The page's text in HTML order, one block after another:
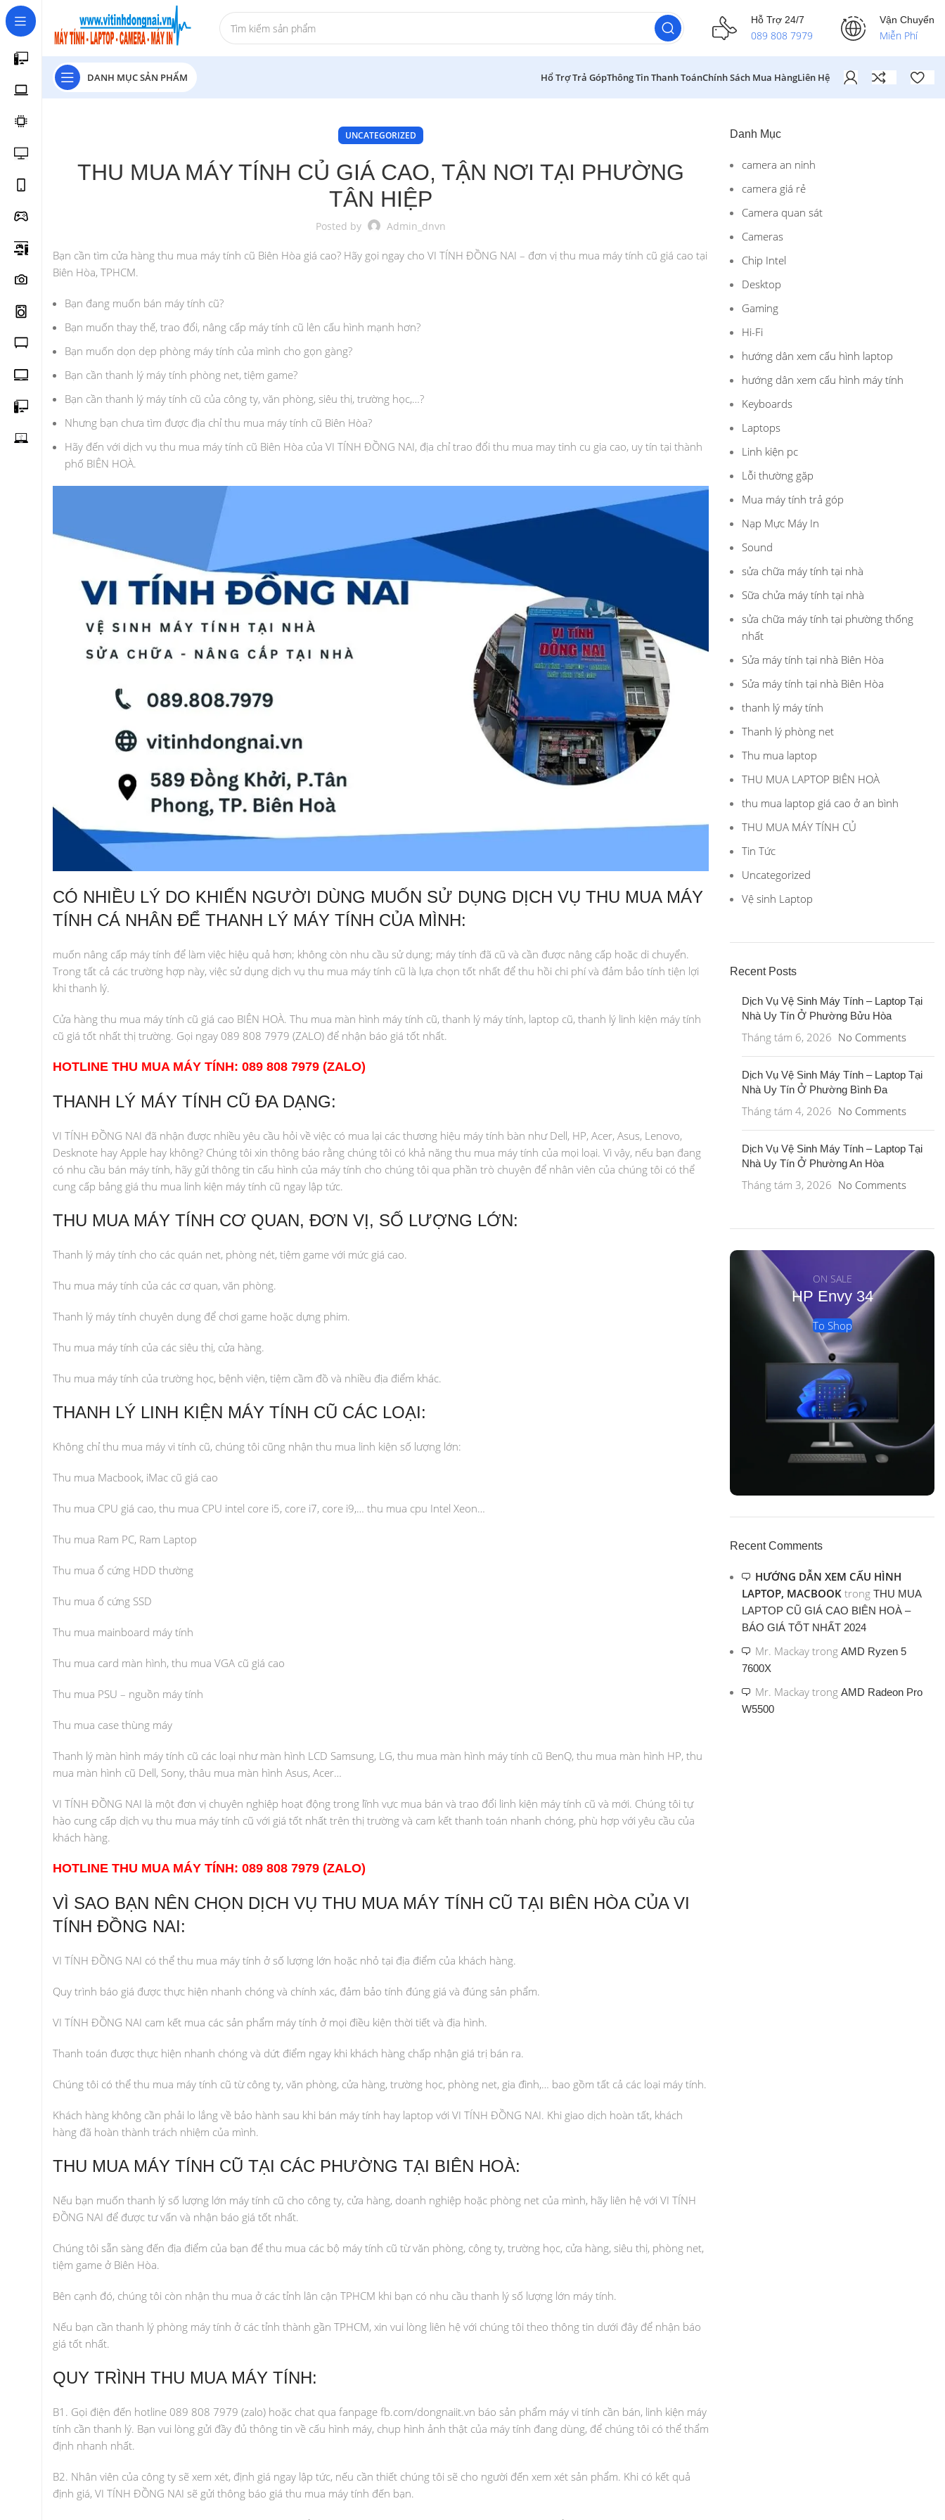
Hỗ Trợ 24/7
089 808 7979
Vận Chuyển
Miễn Phí
DANH MỤC SẢN PHẨM Hổ Trợ Trả GópThông Tin Thanh ToánChính Sách Mua HàngLiên Hệ
UNCATEGORIZED
THU MUA MÁY TÍNH CỦ GIÁ CAO, TẬN NƠI TẠI PHƯỜNG
TÂN HIỆP
Posted by Admin_dnvn
Bạn cần tìm cửa hàng thu mua máy tính cũ Biên Hòa giá cao? Hãy gọi ngay cho VI TÍNH ĐỒNG NAI – đơn vị thu mua máy tính cũ giá cao tại
Biên Hòa, TPHCM.
Bạn đang muốn bán máy tính cũ?
Bạn muốn thay thế, trao đổi, nâng cấp máy tính cũ lên cấu hình mạnh hơn?
Bạn muốn dọn dẹp phòng máy tính của mình cho gọn gàng?
Bạn cần thanh lý máy tính phòng net, tiệm game?
Bạn cần thanh lý máy tính cũ của công ty, văn phòng, siêu thị, trường học,…?
Nhưng bạn chưa tìm được địa chỉ thu mua máy tính cũ Biên Hòa?
Hãy đến với dịch vụ thu mua máy tính cũ Biên Hòa của VI TÍNH ĐỒNG NAI, địa chỉ trao đổi thu mua may tinh cu gia cao, uy tín tại thành
phố BIÊN HOÀ.
CÓ NHIỀU LÝ DO KHIẾN NGƯỜI DÙNG MUỐN SỬ DỤNG DỊCH VỤ THU MUA MÁY
TÍNH CÁ NHÂN ĐỂ THANH LÝ MÁY TÍNH CỦA MÌNH:
muốn nâng cấp máy tính để làm việc hiệu quả hơn; không còn nhu cầu sử dụng; máy tính đã cũ và cần được nâng cấp hoặc di chuyển.
Trong tất cả các trường hợp này, việc sử dụng dịch vụ thu mua máy tính cũ là lựa chọn tốt nhất để thu hồi chi phí và đảm bảo tính tiện lợi
khi thanh lý.
Cửa hàng thu mua máy tính cũ giá cao BIÊN HOÀ. Thu mua màn hình máy tính cũ, thanh lý máy tính, laptop cũ, thanh lý linh kiện máy tính
cũ giá tốt nhất thị trường. Gọi ngay 089 808 7979 (ZALO) để nhận báo giá tốt nhất.
HOTLINE THU MUA MÁY TÍNH: 089 808 7979 (ZALO)
THANH LÝ MÁY TÍNH CŨ ĐA DẠNG:
VI TÍNH ĐỒNG NAI đã nhận được nhiều yêu cầu hỏi về việc có mua lại các thương hiệu máy tính bàn như Dell, HP, Acer, Asus, Lenovo,
Desknote hay Apple hay không? Chúng tôi xin thông báo rằng chúng tôi có khả năng thu mua máy tính của mọi loại. Vì vậy, nếu bạn đang
có nhu cầu bán máy tính, hãy gửi thông tin cấu hình của máy tính cho chúng tôi qua phần trò chuyện để nhân viên của chúng tôi có thể
cung cấp bảng giá thu mua linh kiện máy tính cũ ngay lập tức.
THU MUA MÁY TÍNH CƠ QUAN, ĐƠN VỊ, SỐ LƯỢNG LỚN:
Thanh lý máy tính cho các quán net, phòng nét, tiệm game với mức giá cao.
Thu mua máy tính của các cơ quan, văn phòng.
Thanh lý máy tính chuyên dụng để chơi game hoặc dựng phim.
Thu mua máy tính của các siêu thị, cửa hàng.
Thu mua máy tính của trường học, bệnh viện, tiệm cầm đồ và nhiều địa điểm khác.
THANH LÝ LINH KIỆN MÁY TÍNH CŨ CÁC LOẠI:
Không chỉ thu mua máy vi tính cũ, chúng tôi cũng nhận thu mua linh kiện số lượng lớn:
Thu mua Macbook, iMac cũ giá cao
Thu mua CPU giá cao, thu mua CPU intel core i5, core i7, core i9,… thu mua cpu Intel Xeon…
Thu mua Ram PC, Ram Laptop
Thu mua ổ cứng HDD thường
Thu mua ổ cứng SSD
Thu mua mainboard máy tính
Thu mua card màn hình, thu mua VGA cũ giá cao
Thu mua PSU – nguồn máy tính
Thu mua case thùng máy
Thanh lý màn hình máy tính cũ các loại như màn hình LCD Samsung, LG, thu mua màn hình máy tính cũ BenQ, thu mua màn hình HP, thu
mua màn hình cũ Dell, Sony, thâu mua màn hình Asus, Acer…
VI TÍNH ĐỒNG NAI là một đơn vị chuyên nghiệp hoạt động trong lĩnh vực mua bán và trao đổi linh kiện máy tính cũ và mới. Chúng tôi tự
hào cung cấp dịch vụ thu mua máy tính cũ với giá tốt nhất trên thị trường và cam kết thanh toán nhanh chóng, phù hợp với yêu cầu của
khách hàng.
HOTLINE THU MUA MÁY TÍNH: 089 808 7979 (ZALO)
VÌ SAO BẠN NÊN CHỌN DỊCH VỤ THU MUA MÁY TÍNH CŨ TẠI BIÊN HÒA CỦA VI
TÍNH ĐỒNG NAI:
VI TÍNH ĐỒNG NAI có thể thu mua máy tính ở số lượng lớn hoặc nhỏ tại địa điểm của khách hàng.
Quy trình báo giá được thực hiện nhanh chóng và chính xác, đảm bảo tính đúng giá và đúng sản phẩm.
VI TÍNH ĐỒNG NAI cam kết mua các sản phẩm máy tính ở mọi điều kiện thời tiết và địa hình.
Thanh toán được thực hiện nhanh chóng và dứt điểm ngay khi khách hàng chấp nhận giá trị bán ra.
Chúng tôi có thể thu mua máy tính cũ từ công ty, văn phòng, cửa hàng, trường học, phòng net, gia đình,… bao gồm tất cả các loại máy tính.
Khách hàng không cần phải lo lắng về bảo hành sau khi bán máy tính hay laptop với VI TÍNH ĐỒNG NAI. Khi giao dịch hoàn tất, khách
hàng đã hoàn thành trách nhiệm của mình.
THU MUA MÁY TÍNH CŨ TẠI CÁC PHƯỜNG TẠI BIÊN HOÀ:
Nếu bạn muốn thanh lý số lượng lớn máy tính cũ cho công ty, cửa hàng, doanh nghiệp hoặc phòng net của mình, hãy liên hệ với VI TÍNH
ĐỒNG NAI để được tư vấn và nhận báo giá tốt nhất.
Chúng tôi sẵn sàng đến địa điểm của bạn để thu mua các bộ máy tính cũ từ văn phòng, công ty, trường học, cửa hàng, siêu thị, phòng net,
tiệm game ở Biên Hòa.
Bên cạnh đó, chúng tôi còn nhận thu mua ở các tỉnh lân cận TPHCM khi bạn có nhu cầu thanh lý số lượng lớn máy tính.
Nếu bạn cần thanh lý phòng máy tính ở các tỉnh thành gần TPHCM, xin vui lòng liên hệ với chúng tôi theo thông tin dưới đây để nhận báo
giá tốt nhất.
QUY TRÌNH THU MUA MÁY TÍNH:
B1. Gọi điện đến hotline 089 808 7979 (zalo) hoặc chat qua fanpage fb.com/dongnaiit.vn báo sản phẩm máy vi tính cần bán, linh kiện máy
tính cần thanh lý. Bạn vui lòng gửi đầy đủ thông tin về cấu hình máy, chụp hình ảnh thật của máy tính đang dùng, để chúng tôi có thể thẩm
định nhanh nhất.
B2. Nhân viên của công ty sẽ xem xét, định giá ngay lập tức, nếu cần thiết chúng tôi sẽ cho người đến xem xét sản phẩm. Khi có kết quả
định giá, VI TÍNH ĐỒNG NAI sẽ gửi thông báo giá thu mua máy tính đến bạn.
Danh Mục
camera an ninh
camera giá rẻ
Camera quan sát
Cameras
Chip Intel
Desktop
Gaming
Hi-Fi
hướng dân xem cấu hình laptop
hướng dân xem cấu hình máy tính
Keyboards
Laptops
Linh kiện pc
Lỗi thường gặp
Mua máy tính trả góp
Nạp Mực Máy In
Sound
sửa chữa máy tính tại nhà
Sữa chửa máy tính tại nhà
sửa chữa máy tính tại phường thống
nhất
Sửa máy tính tại nhà Biên Hòa
Sửa máy tính tại nhà Biên Hòa
thanh lý máy tính
Thanh lý phòng net
Thu mua laptop
THU MUA LAPTOP BIÊN HOÀ
thu mua laptop giá cao ở an bình
THU MUA MÁY TÍNH CỦ
Tin Tức
Uncategorized
Vệ sinh Laptop
Recent Posts
Dịch Vụ Vệ Sinh Máy Tính – Laptop Tại
Nhà Uy Tín Ở Phường Bửu Hòa
Tháng tám 6, 2026 No Comments
Dịch Vụ Vệ Sinh Máy Tính – Laptop Tại
Nhà Uy Tín Ở Phường Bình Đa
Tháng tám 4, 2026 No Comments
Dịch Vụ Vệ Sinh Máy Tính – Laptop Tại
Nhà Uy Tín Ở Phường An Hòa
Tháng tám 3, 2026 No Comments
ON SALE
HP Envy 34
To Shop
Recent Comments
HƯỚNG DẪN XEM CẤU HÌNH
LAPTOP, MACBOOK trong THU MUA
LAPTOP CŨ GIÁ CAO BIÊN HOÀ –
BÁO GIÁ TỐT NHẤT 2024
Mr. Mackay trong AMD Ryzen 5
7600X
Mr. Mackay trong AMD Radeon Pro
W5500